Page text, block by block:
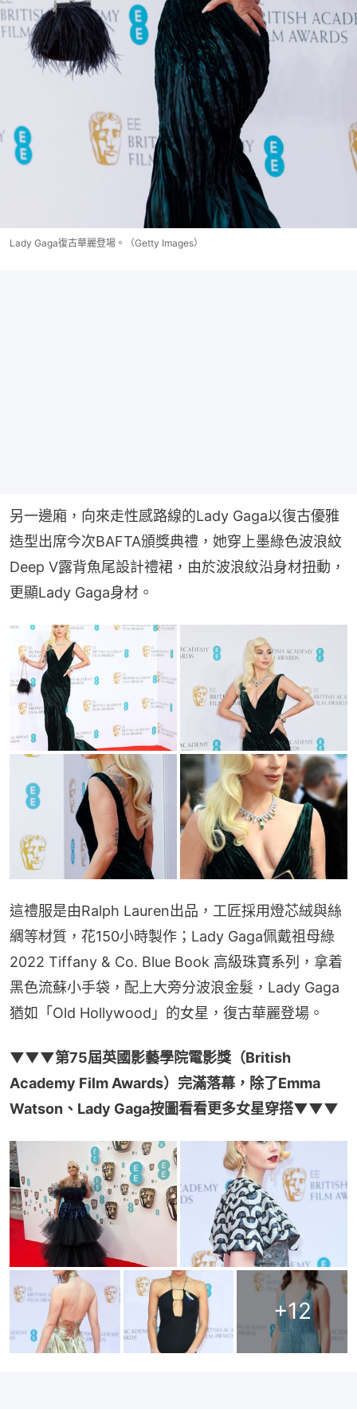
Lady Gaga復古華麗登場。（Getty Images）
另一邊廂，向來走性感路線的Lady Gaga以復古優雅
造型出席今次BAFTA頒獎典禮，她穿上墨綠色波浪紋
Deep V露背魚尾設計禮裙，由於波浪紋沿身材扭動，
更顯Lady Gaga身材。
這禮服是由Ralph Lauren出品，工匠採用燈芯絨與絲
綢等材質，花150小時製作；Lady Gaga佩戴祖母綠
2022 Tiffany & Co. Blue Book 高級珠寶系列，拿着
黑色流蘇小手袋，配上大旁分波浪金髮，Lady Gaga
猶如「Old Hollywood」的女星，復古華麗登場。
▼▼▼第75屆英國影藝學院電影獎（British
Academy Film Awards）完滿落幕，除了Emma
Watson、Lady Gaga按圖看看更多女星穿搭▼▼▼
+12